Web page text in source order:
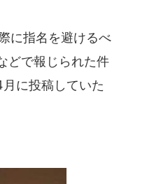
に指名を避けるべ
どで報じられた件
に投稿していた